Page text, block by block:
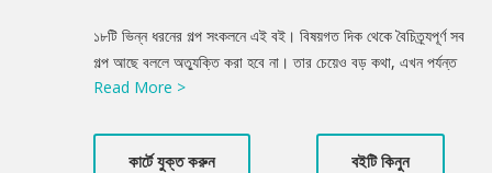
Product
Summery
১৮টি ভিন্ন ধরনের গল্প সংকলনে এই বই। বিষয়গত দিক থেকে বৈচিত্র্যপূর্ণ সব
গল্প আছে বললে অত্যুক্তি করা হবে না। তার চেয়েও বড় কথা, এখন পর্যন্ত
লেখকের কাছে যে কাজগুলো বেশি ভালো লাগে তার বেশ কয়েকটি এই গল্পগ্রন্থে
Read More >
কার্টে যুক্ত করুন বইটি কিনুন